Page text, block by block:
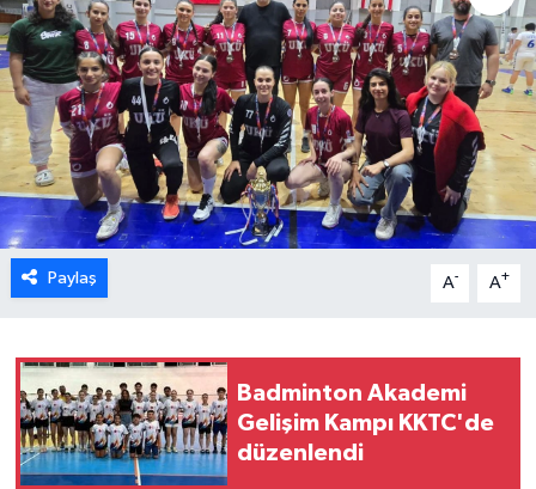
Paylaş A- A+
Badminton Akademi
Gelişim Kampı KKTC'de
düzenlendi
GİRNE
GÜNDEM
GÜNEY KIBRIS
İÇ HABERLER
KÜLTÜR SANAT
LAPTA
LEFKOŞA
MAGAZİN